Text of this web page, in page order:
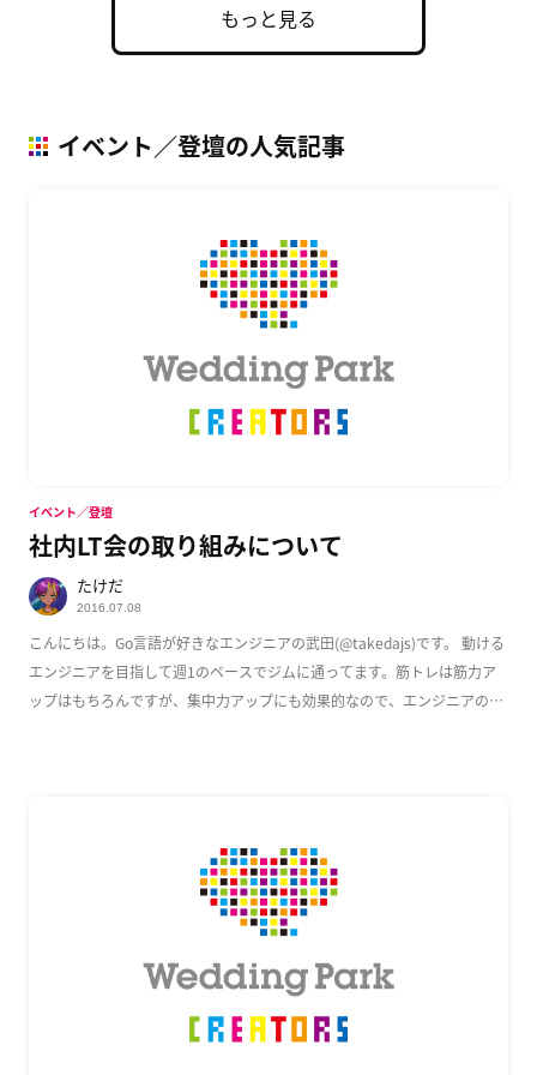
もっと見る
イベント／登壇の人気記事
社内LT会の取り組みについて
こんにちは。Go言語が好きなエンジニアの武田(@takedajs)です。 動ける
エンジニアを目指して週1のペースでジムに通ってます。筋トレは筋力ア
ップはもちろんですが、集中力アップにも効果的なので、エンジニアのみ
イベント／登壇
たけだ
2016.07.08